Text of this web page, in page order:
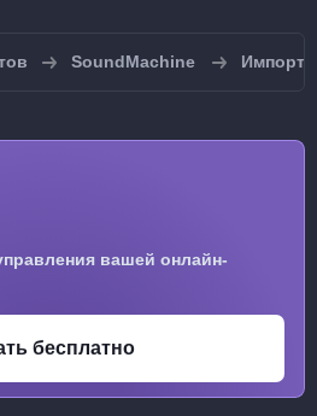
SoundMachine Импорт
вашей онлайн-
бесплатно